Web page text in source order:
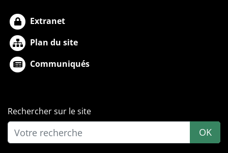
Extranet
Plan du site
Communiqués
Rechercher sur le site
OK